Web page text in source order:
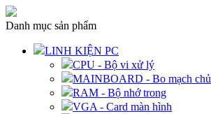
Danh mục sản phẩm
LINH KIỆN PC
CPU - Bộ vi xử lý
MAINBOARD - Bo mạch chủ
RAM - Bộ nhớ trong
VGA - Card màn hình